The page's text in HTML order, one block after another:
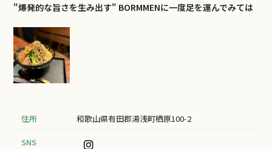
"爆発的な旨さを生み出す" BORMMENに一度足を運んでみては
住所 和歌山県有田郡湯浅町栖原100-2
SNS